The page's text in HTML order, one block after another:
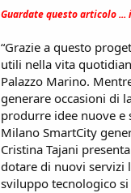
d
t
e
a
T
h
r
e
a
d
s
Guardate questo articolo ...
“Grazie a questo
utili nella vita
Palazzo Marino.
generare occasioni di
produrre idee nuove e
Milano SmartCity
Cristina Tajani
dotare di nuovi servizi
sviluppo tecnologico